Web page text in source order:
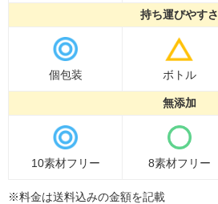
持ち運びやすさ
個包装 ボトル
無添加
10素材フリー 8素材フリー
※料金は送料込みの金額を記載